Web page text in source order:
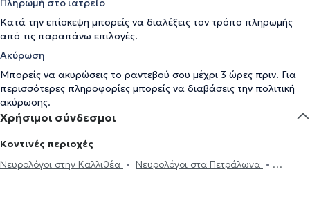
Πληρωμή στο ιατρείο
Κατά την επίσκεψη μπορείς να διαλέξεις τον τρόπο πληρωμής
από τις παραπάνω επιλογές.
Ακύρωση
Μπορείς να ακυρώσεις το ραντεβού σου μέχρι 3 ώρες πριν. Για
περισσότερες πληροφορίες μπορείς να διαβάσεις την πολιτική
ακύρωσης.
Χρήσιμοι σύνδεσμοι
Κοντινές περιοχές
Νευρολόγοι στην Καλλιθέα
Νευρολόγοι στα Πετράλωνα